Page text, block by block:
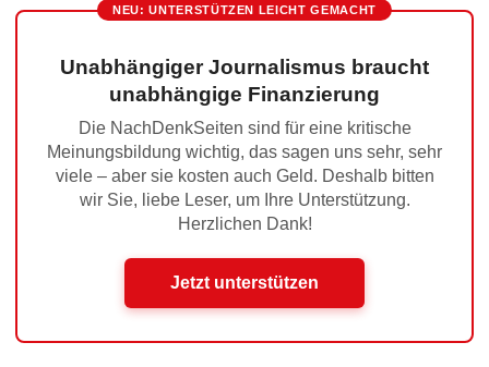
NEU: UNTERSTÜTZEN LEICHT GEMACHT
Unabhängiger Journalismus braucht
unabhängige Finanzierung
Die NachDenkSeiten sind für eine kritische
Meinungsbildung wichtig, das sagen uns sehr, sehr
viele – aber sie kosten auch Geld. Deshalb bitten
wir Sie, liebe Leser, um Ihre Unterstützung.
Herzlichen Dank!
Jetzt unterstützen